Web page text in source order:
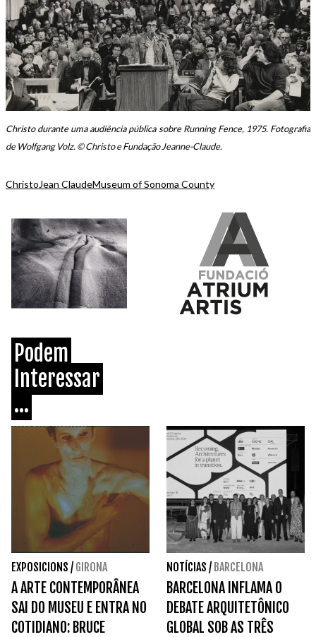
Christo durante uma audiência pública sobre Running Fence, 1975. Fotografia
de Wolfgang Volz. © Christo e Fundação Jeanne-Claude.
ChristoJean ClaudeMuseum of Sonoma County
Podem
Interessar
...
EXPOSICIONS / GIRONA
A ARTE CONTEMPORÂNEA
SAI DO MUSEU E ENTRA NO
COTIDIANO: BRUCE
NOTÍCIAS / BARCELONA
BARCELONA INFLAMA O
DEBATE ARQUITETÔNICO
GLOBAL SOB AS TRÊS